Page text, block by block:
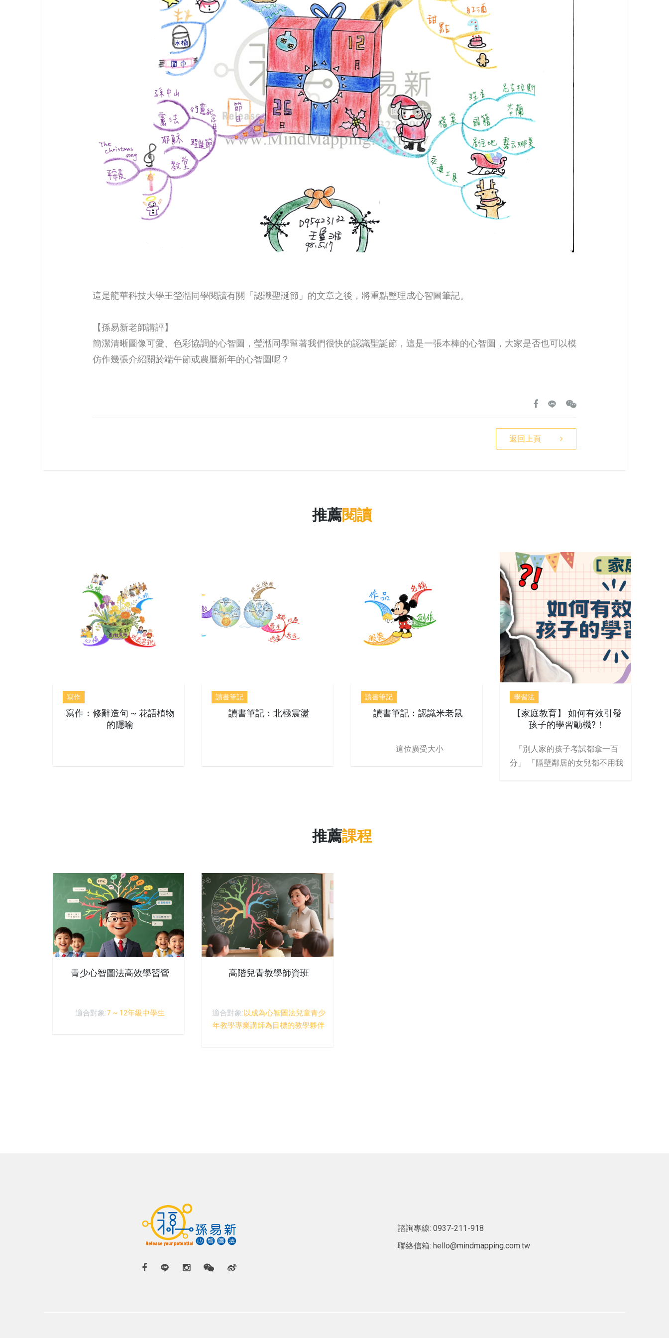
這是龍華科技大學王瑩湉同學閱讀有關「認識聖誕節」的文章之後，將重點整理成心智圖筆記。
【孫易新老師講評】
簡潔清晰圖像可愛、色彩協調的心智圖，瑩湉同學幫著我們很快的認識聖誕節，這是一張本棒的心智圖，大家是否也可以模
仿作幾張介紹關於端午節或農曆新年的心智圖呢？
返回上頁
推薦閱讀
寫作
寫作：修辭造句 ~ 花語植物
的隱喻
讀書筆記
讀書筆記：北極震盪
讀書筆記
讀書筆記：認識米老鼠
這位廣受大小
學習法
【家庭教育】 如何有效引發
孩子的學習動機?！
「別人家的孩子考試都拿一百
分」 「隔壁鄰居的女兒都不用我
推薦課程
青少心智圖法高效學習營
適合對象:7 ~ 12年級中學生
高階兒青教學師資班
適合對象:以成為心智圖法兒童青少
年教學專業講師為目標的教學夥伴
諮詢專線: 0937-211-918
聯絡信箱: hello@mindmapping.com.tw